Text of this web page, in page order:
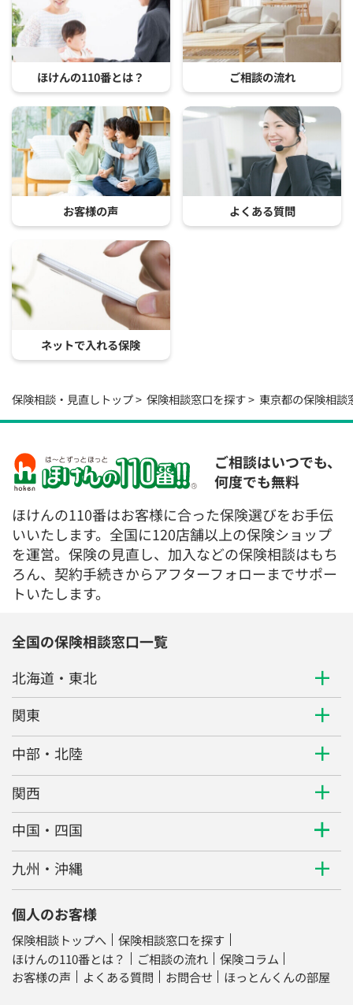
ほけんの110番とは？ ご相談の流れ
お客様の声 よくある質問
ネットで入れる保険
保険相談・見直しトップ 保険相談窓口を探す 東京都の保険相談
ご相談はいつでも、
何度でも無料
ほけんの110番はお客様に合った保険選びをお手伝
いいたします。全国に120店舗以上の保険ショップ
を運営。保険の見直し、加入などの保険相談はもち
ろん、契約手続きからアフターフォローまでサポー
トいたします。
全国の保険相談窓口一覧
北海道・東北
関東
中部・北陸
関西
中国・四国
九州・沖縄
個人のお客様
保険相談トップへ
保険相談窓口を探す
ほけんの110番とは？
ご相談の流れ
保険コラム
お客様の声
よくある質問 お問合せ ほっとんくんの部屋